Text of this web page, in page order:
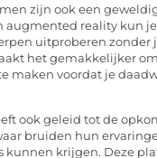
zijn ook een
augmented reality kun
uitproberen zonder
het gemakkelijker
maken voordat je
ook geleid tot de
bruiden hun
kunnen krijgen. Deze